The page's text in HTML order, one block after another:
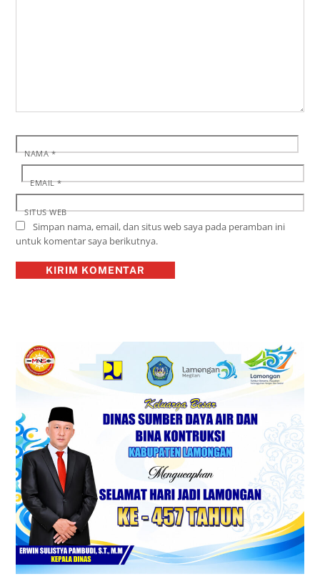
NAMA*
EMAIL*
SITUS WEB
Simpan nama, email, dan situs web saya pada peramban ini
untuk komentar saya berikutnya.